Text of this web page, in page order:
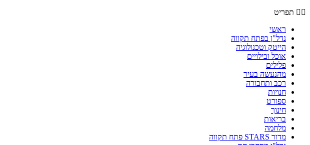
תפריט
ראשי
נדל"ן בפתח תקווה
הייטק וטכנולוגיה
אוכל ובילויים
פלילים
מהנעשה בעיר
רכב ותחבורה
חנויות
ספורט
חינוך
בריאות
מלחמה
מדור STARS פתח תקווה